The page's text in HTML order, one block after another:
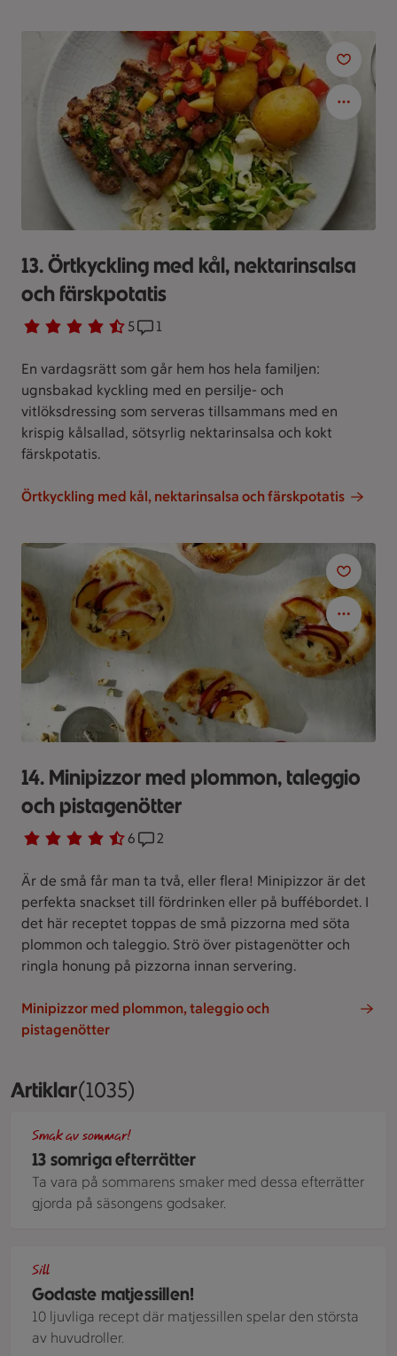
13. Örtkyckling med kål, nektarinsalsa
och färskpotatis
Betyg 4.6 av 5. 5
5 personer har röstatReceptet har 1 kommentarer
1
En vardagsrätt som går hem hos hela familjen:
ugnsbakad kyckling med en persilje- och
vitlöksdressing som serveras tillsammans med en
krispig kålsallad, sötsyrlig nektarinsalsa och kokt
färskpotatis.
Örtkyckling med kål, nektarinsalsa och färskpotatis
14. Minipizzor med plommon, taleggio
och pistagenötter
Betyg 4.7 av 5. 6
6 personer har röstatReceptet har 2 kommentarer
2
Är de små får man ta två, eller flera! Minipizzor är det
perfekta snackset till fördrinken eller på buffébordet. I
det här receptet toppas de små pizzorna med söta
plommon och taleggio. Strö över pistagenötter och
ringla honung på pizzorna innan servering.
Minipizzor med plommon, taleggio och
pistagenötter
ArtiklarVisar 1035 stycken
(1035)
13 somriga efterrätter
Smak av sommar!
Ta vara på sommarens smaker med dessa efterrätter
gjorda på säsongens godsaker.
Godaste matjessillen!
Sill
10 ljuvliga recept där matjessillen spelar den största
av huvudroller.